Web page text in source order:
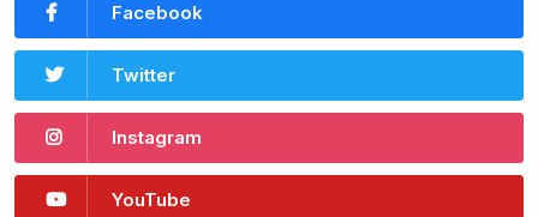
Facebook
Twitter
Instagram
YouTube